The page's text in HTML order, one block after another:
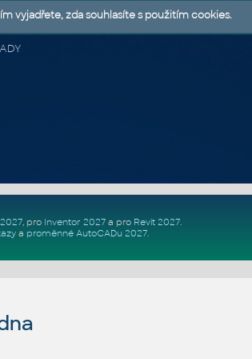
, pro Inventor 2027a pro Revit 2027.
a proměnné AutoCADu 2027.
vyjadřete, zda souhlasíte s použitím cookies.